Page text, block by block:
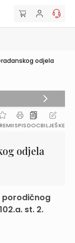
odjela
ISPISDOCBILJEŠKE
odjela
porodičnog
st. 2.